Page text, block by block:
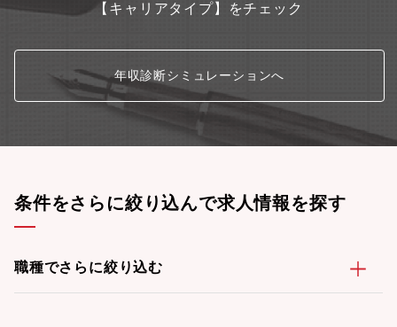
【キャリアタイプ】をチェック
年収診断シミュレーションへ
条件をさらに絞り込んで求人情報を探す
職種でさらに絞り込む